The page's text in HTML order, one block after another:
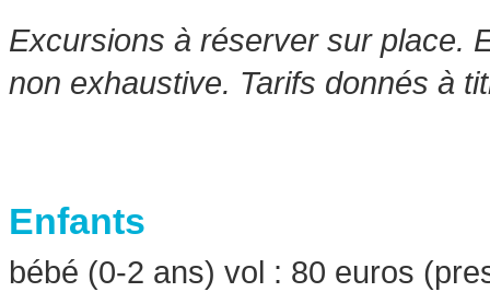
Excursions à réserver sur place.
non exhaustive. Tarifs donnés à
Enfants
bébé (0-2 ans) vol : 80 euros